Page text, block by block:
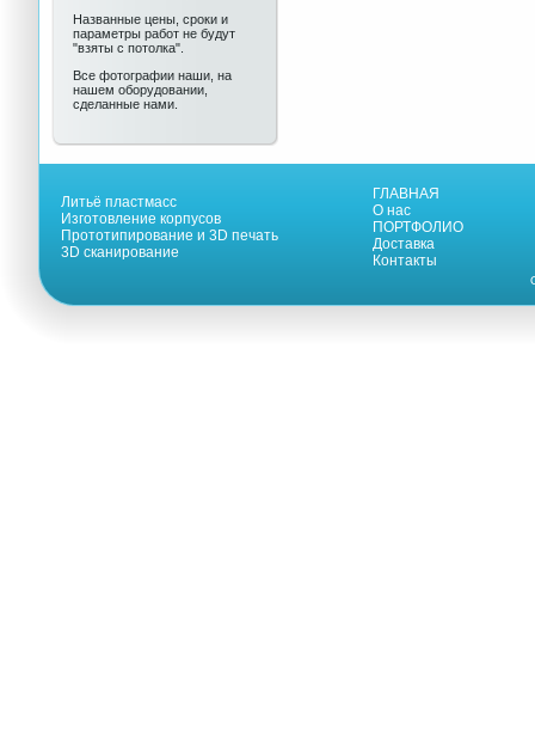
Названные цены, сроки и
параметры работ не будут
"взяты с потолка".
Все фотографии наши, на
нашем оборудовании,
сделанные нами.
Литьё пластмасс
Изготовление корпусов
Прототипирование и 3D печать
3D сканирование
ГЛАВНАЯ
О нас
ПОРТФОЛИО
Доставка
Контакты